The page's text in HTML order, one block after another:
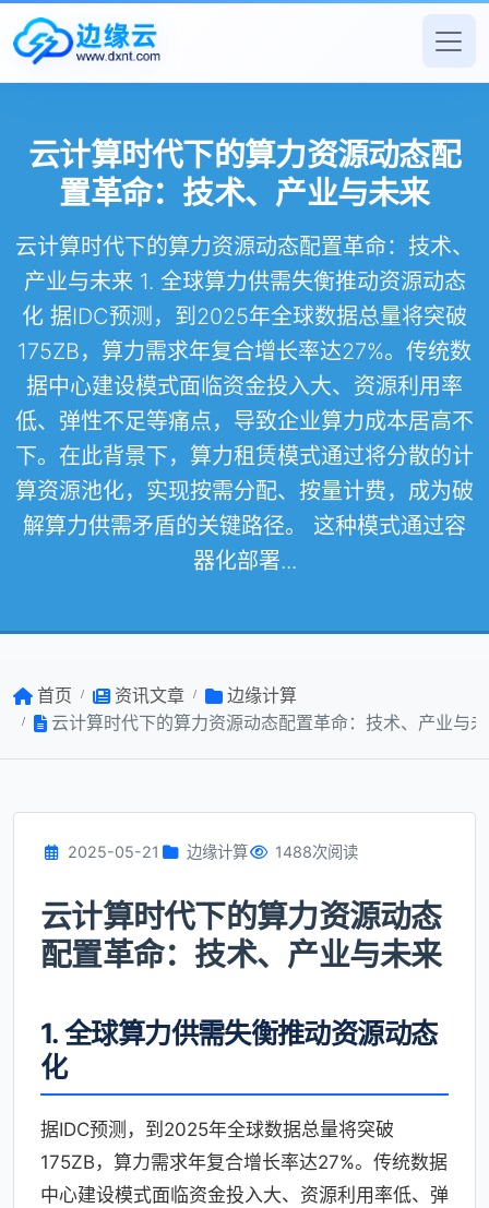
云计算时代下的算力资源动态配
置革命：技术、产业与未来
云计算时代下的算力资源动态配置革命：技术、
产业与未来 1. 全球算力供需失衡推动资源动态
化 据IDC预测，到2025年全球数据总量将突破
175ZB，算力需求年复合增长率达27%。传统数
据中心建设模式面临资金投入大、资源利用率
低、弹性不足等痛点，导致企业算力成本居高不
下。在此背景下，算力租赁模式通过将分散的计
算资源池化，实现按需分配、按量计费，成为破
解算力供需矛盾的关键路径。 这种模式通过容
器化部署...
首页 资讯文章
边缘计算
云计算时代下的算力资源动态配置革命：技术、产业与
2025-05-21 边缘计算 1488次阅读
云计算时代下的算力资源动态
配置革命：技术、产业与未来
1. 全球算力供需失衡推动资源动态
化
据IDC预测，到2025年全球数据总量将突破
175ZB，算力需求年复合增长率达27%。传统数据
中心建设模式面临资金投入大、资源利用率低、弹